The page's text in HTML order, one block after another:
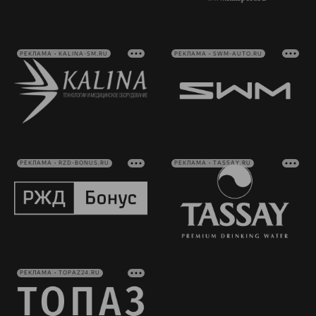
РЕКЛАМА • KALINA-SM.RU РЕКЛАМА • SWM-AUTO.RU
РЕКЛАМА • RZD-BONUS.RU РЕКЛАМА • TASSAY.RU
РЕКЛАМА • TOPAZ24.RU